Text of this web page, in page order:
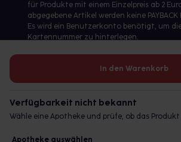
In den Warenkorb
Verfügbarkeit nicht bekannt
Wähle eine Apotheke und prüfe, ob das
Apotheke auswählen
für Produkte mit einem Einzelpreis ab 2
abgegebene Artikel werden keine
Es wird ein Benutzerkonto benötigt, um die
Kartennummer zu hinterlegen.
Betreiber des Portals und verantwortlich:
© 2026 gesund.de GmbH & Co. KG